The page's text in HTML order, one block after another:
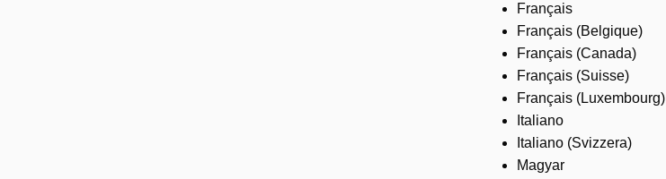
Français
Français (Belgique)
Français (Canada)
Français (Suisse)
Français (Luxembourg)
Italiano
Italiano (Svizzera)
Magyar